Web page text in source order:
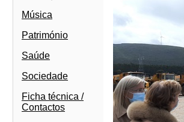
Música
Património
Saúde
Sociedade
Ficha técnica /
Contactos